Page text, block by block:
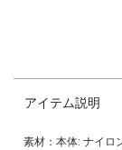
アイテム説明
素材：本体: ナイロ